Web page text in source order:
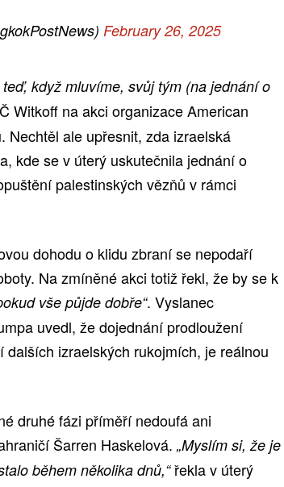
February 26, 2025
když mluvíme, svůj tým (na jednání o
Witkoff na akci organizace American
Nechtěl ale upřesnit, zda izraelská
kde se v úterý uskutečnila jednání o
palestinských vězňů v rámci
dohodu o klidu zbraní se nepodaří
Na zmíněné akci totiž řekl, že by se k
vše půjde dobře“. Vyslanec
uvedl, že dojednání prodloužení
izraelských rukojmích, je reálnou
druhé fázi příměří nedoufá ani
Šarren Haskelová. „Myslím si, že je
během několika dnů,“řekla v úterý